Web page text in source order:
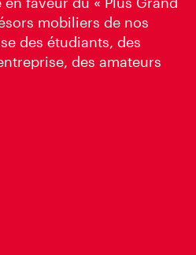
mobiliers de nos
des étudiants, des
des amateurs